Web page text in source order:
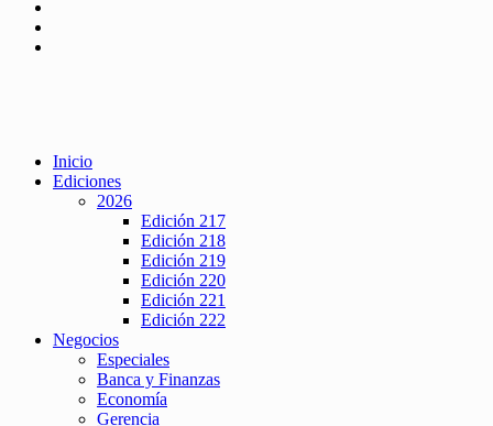
Inicio
Ediciones
2026
Edición 217
Edición 218
Edición 219
Edición 220
Edición 221
Edición 222
Negocios
Especiales
Banca y Finanzas
Economía
Gerencia